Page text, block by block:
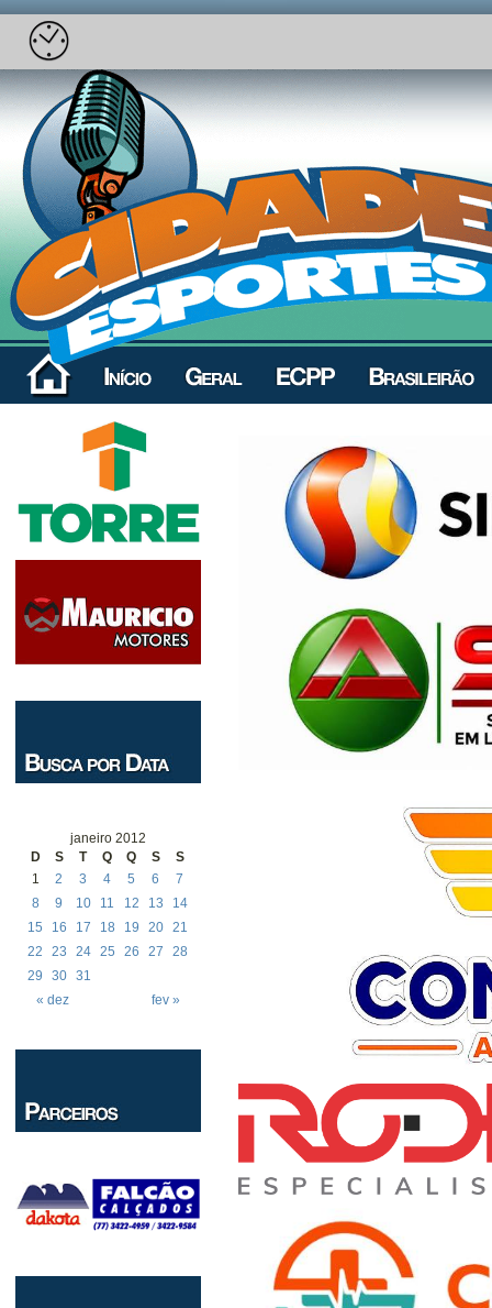
janeiro 2012
D
S T Q Q S S
« dez fev »
1 2 3 4 5 6
7
8
9 10 11 12 13
14
15
16 17 18 19 20 21
22
23 24 25 26 27
28
29
30 31